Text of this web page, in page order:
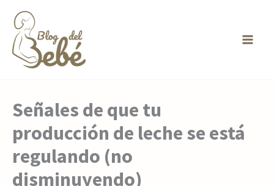
contenido
Señales de que tu
producción de leche se está
regulando (no
disminuyendo)